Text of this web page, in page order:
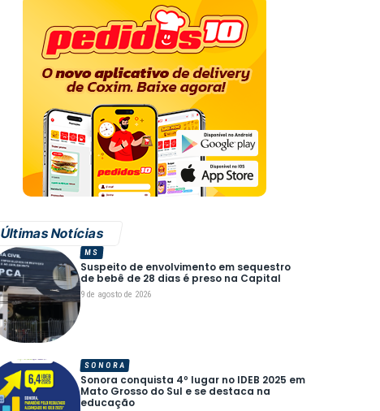
Últimas Notícias
Suspeito de envolvimento em sequestro
de bebê de 28 dias é preso na Capital
9 de agosto de 2026
MS
Sonora conquista 4º lugar no IDEB 2025 em
Mato Grosso do Sul e se destaca na
educação
SONORA